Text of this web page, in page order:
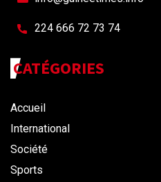
224 666 72 73 74
CATÉGORIES
Accueil
International
Société
Sports